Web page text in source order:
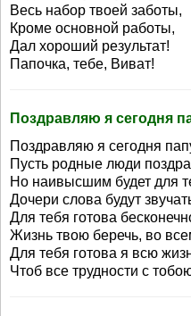
Весь набор твоей заботы,
Кроме основной работы,
Дал хороший результат!
Папочка, тебе, Виват!
Поздравляю я сегодня
Поздравляю я сегодня
Пусть родные люди
Но наивысшим будет для
Дочери слова будут
Для тебя готова
Жизнь твою беречь, во
Для тебя готова я всю
Чтоб все трудности с